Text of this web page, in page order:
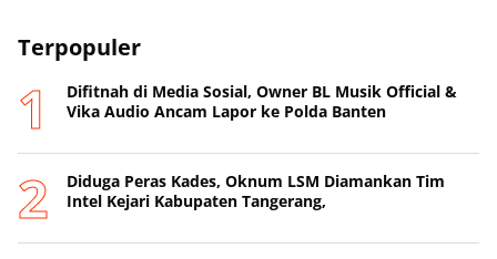
Terpopuler
Difitnah di Media Sosial, Owner BL Musik Official &
Vika Audio Ancam Lapor ke Polda Banten
Diduga Peras Kades, Oknum LSM Diamankan Tim
Intel Kejari Kabupaten Tangerang,